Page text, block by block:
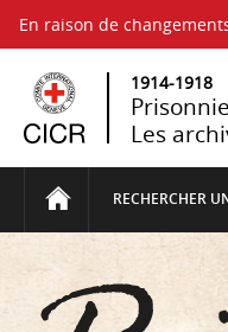
En raison de
1914-1918
Les
RECHERCHER